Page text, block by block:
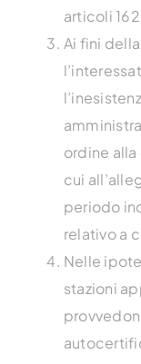
articoli
Ai fini
ordine
cui
periodo
relativo a
Nelle
stazioni